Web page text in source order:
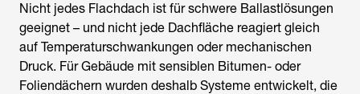
Nicht jedes Flachdach ist für schwere Ballastlösungen
geeignet – und nicht jede Dachfläche reagiert gleich
auf Temperaturschwankungen oder mechanischen
Druck. Für Gebäude mit sensiblen Bitumen- oder
Foliendächern wurden deshalb Systeme entwickelt, die